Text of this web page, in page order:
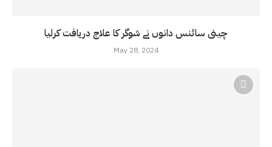
چینی سائنس دانوں نے شوگر کا علاج دریافت کرلیا
May 28, 2024